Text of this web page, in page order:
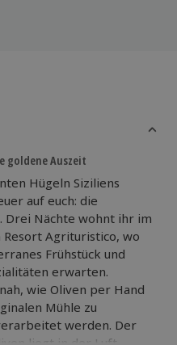
goldene Auszeit
Hügeln Siziliens
auf euch: die
Nächte wohnt ihr im
Resort Agrituristico, wo
Frühstück und
erwarten.
wie Oliven per Hand
Mühle zu
werden. Der